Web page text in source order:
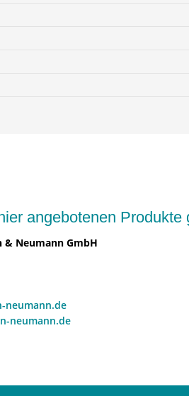
angebotenen Produkte
& Neumann GmbH
neumann.de
neumann.de